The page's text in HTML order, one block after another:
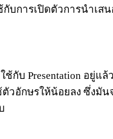
บการเปิดตัวการนำเส
กับ Presentation อยู่
วอักษรให้น้อยลง ซึ่ง